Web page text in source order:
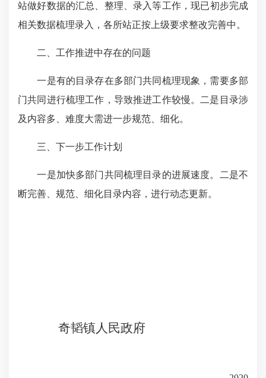
站做好数据的汇总、整理、录入等工作，现已初步完成
相关数据梳理录入 ，各所站正按上级要求整改完善中。
二、工作推进中存在的问题
一是有的目录存在多部门共同梳理现象，需要多部
门共同进行梳理工作，导致推进工作较慢。二是目录涉
及内容多、难度大需进一步规范、细化。
三、下一步工作计划
一是加快多部门共同梳理目录的进展速度。二是不
断完善、规范、细化目录内容，进行动态更新。
奇韬镇人民政府